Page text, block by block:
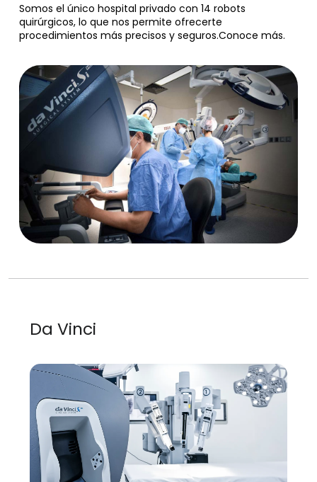
Somos el único hospital privado con 14 robots
quirúrgicos, lo que nos permite ofrecerte
procedimientos más precisos y seguros.Conoce más.
Da Vinci